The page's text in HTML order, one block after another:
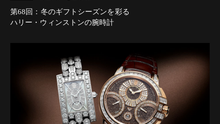
第68回：冬のギフトシーズンを彩る
ハリー・ウィンストンの腕時計